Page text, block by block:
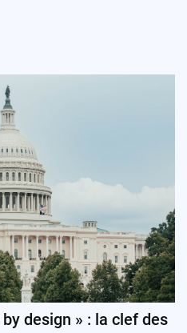
design » : la clef des